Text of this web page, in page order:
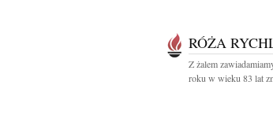
RÓŻA
Z żalem
roku w wieku 83 lat